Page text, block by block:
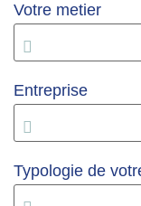
Votre metier
Entreprise
Typologie de